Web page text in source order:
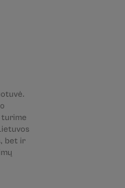
turime
bet ir